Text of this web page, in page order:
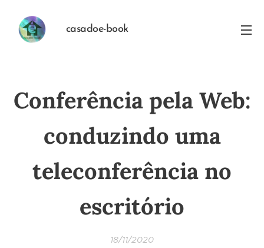
casadoe-book
Conferência pela Web:
conduzindo uma
teleconferência no
escritório
18/11/2020